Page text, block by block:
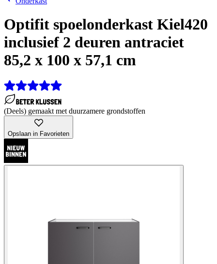
Optifit spoelonderkast Kiel420
inclusief 2 deuren antraciet
85,2 x 100 x 57,1 cm
(Deels) gemaakt met duurzamere grondstoffen
Opslaan in Favorieten